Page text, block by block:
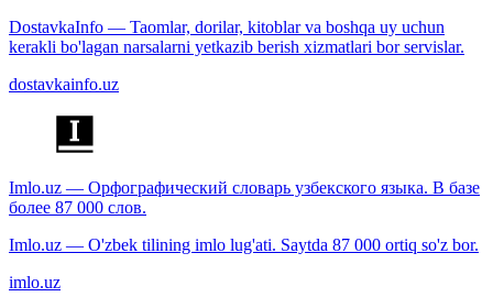
DostavkaInfo — Taomlar, dorilar, kitoblar va boshqa uy uchun
kerakli bo'lagan narsalarni yetkazib berish xizmatlari bor servislar.
dostavkainfo.uz
Imlo.uz — Орфографический словарь узбекского языка. В базе
более 87 000 слов.
Imlo.uz — O'zbek tilining imlo lug'ati. Saytda 87 000 ortiq so'z bor.
imlo.uz